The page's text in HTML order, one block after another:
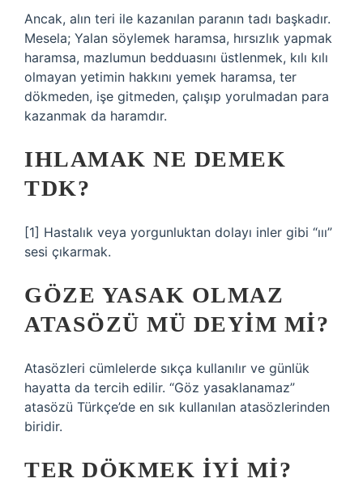
Ancak, alın teri ile kazanılan paranın tadı başkadır.
Mesela; Yalan söylemek haramsa, hırsızlık yapmak
haramsa, mazlumun bedduasını üstlenmek, kılı kılı
olmayan yetimin hakkını yemek haramsa, ter
dökmeden, işe gitmeden, çalışıp yorulmadan para
kazanmak da haramdır.
IHLAMAK NE DEMEK
TDK?
[1] Hastalık veya yorgunluktan dolayı inler gibi “ııı”
sesi çıkarmak.
GÖZE YASAK OLMAZ
ATASÖZÜ MÜ DEYIM MI?
Atasözleri cümlelerde sıkça kullanılır ve günlük
hayatta da tercih edilir. “Göz yasaklanamaz”
atasözü Türkçe’de en sık kullanılan atasözlerinden
biridir.
TER DÖKMEK IYI MI?